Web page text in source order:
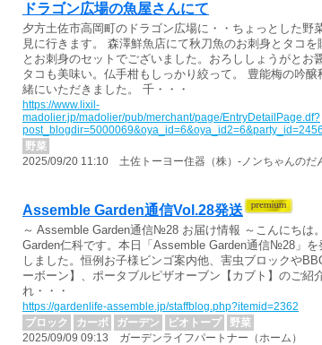
ドラゴン広場の魚屋さんにて
夕方土佐市高岡町のドラゴン広場に・・ちょっとした野
見に行きます。 森澤鮮魚店にて秋刀魚のお刺身とタコを
とお刺身のセットでございました。おろししょうがとお
タコも美味い。仏手柑もしっかり絞って。 豊能梅の吟醸
緒にいただきました。 千・・・
https://www.lixil-
madolier.jp/madolier/pub/merchant/page/EntryDetailPage.df?
野菜
2025/09/20 11:10 土佐トーヨー住器（株）-ノンちゃんのだ
Assemble Garden通信Vol.28発送
～ Assemble Garden通信№28 お届け情報 ～こんにちは
Garden仁科です。本日「Assemble Garden通信№28」を
しました。恒例お子様ビンゴ案内他、害虫ブロックや
ーボーン】、ポータブルピザオーブン【カブト】のご紹
れ・・・
https://gardenlife-assemble.jp/staffblog.php?itemid=2362
ブロック
カーボ ガーデン ビオトープ
野菜
2025/09/09 09:13 ガーデンライフパートナー（ホーム）